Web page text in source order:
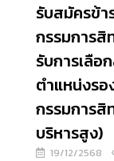
รับสมัครข้
กรรมการสิ
รับการเลือ
ตำแหน่งรอ
กรรมการ
บริหารสูง)
19/12/2568